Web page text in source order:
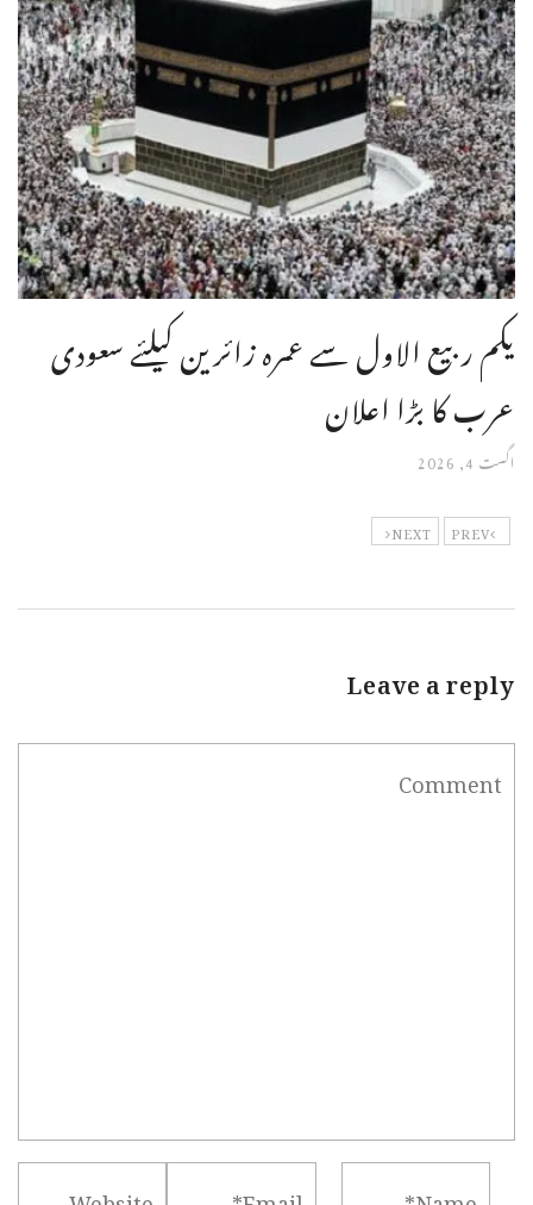
یکم ربیع الاول سے عمرہ زائرین کیلئے سعودی
عرب کا بڑا اعلان
اگست 4, 2026
PREV
NEXT
Leave a reply